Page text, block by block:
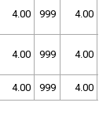
4.00 999 4.00
4.00 999 4.00
4.00 999 4.00